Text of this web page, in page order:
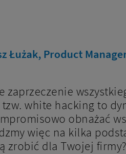
Łużak, Product
zaprzeczenie
tzw. white hacking to
obnażać
więc na kilka
zrobić dla Twojej firmy?